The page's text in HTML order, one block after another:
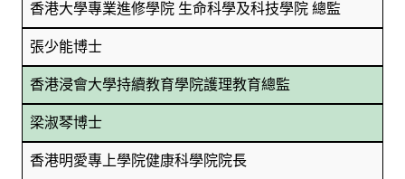
香港大學專業進修學院 生命科學及科技學院 總監
張少能博士
香港浸會大學持續教育學院護理教育總監
梁淑琴博士
香港明愛專上學院健康科學院院長